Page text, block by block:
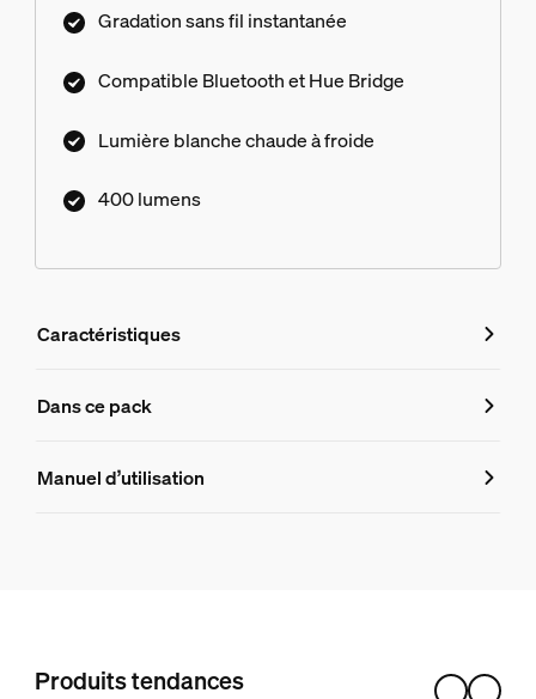
Gradation sans fil instantanée
Compatible Bluetooth et Hue Bridge
Lumière blanche chaude à froide
400 lumens
Caractéristiques
Caractéristiques
8719514871663
Dans ce pack
Manuel d’utilisation
Produits tendances